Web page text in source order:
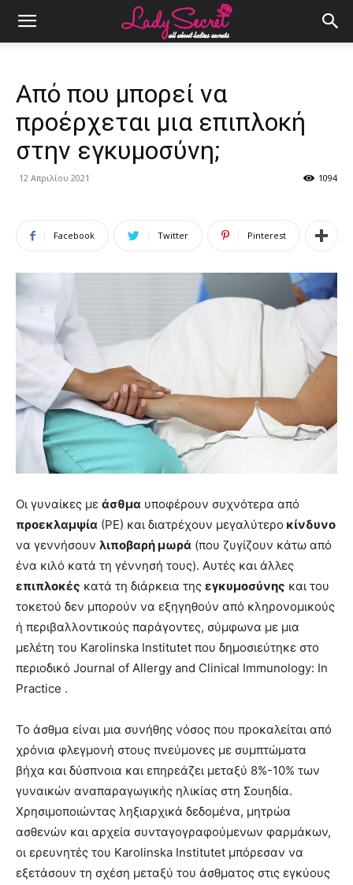
Από που μπορεί να
προέρχεται μια επιπλοκή
στην εγκυμοσύνη;
12 Απριλίου 2021 1094
Facebook Twitter Pinterest
Οι γυναίκες με άσθμα υποφέρουν συχνότερα από
προεκλαμψία (ΡΕ) και διατρέχουν μεγαλύτερο κίνδυνο
να γεννήσουν λιποβαρή μωρά (που ζυγίζουν κάτω από
ένα κιλό κατά τη γέννησή τους). Αυτές και άλλες
επιπλοκές κατά τη διάρκεια της εγκυμοσύνης και του
τοκετού δεν μπορούν να εξηγηθούν από κληρονομικούς
ή περιβαλλοντικούς παράγοντες, σύμφωνα με μια
μελέτη του Karolinska Institutet που δημοσιεύτηκε στο
περιοδικό Journal of Allergy and Clinical Immunology: In
Practice .
Το άσθμα είναι μια συνήθης νόσος που προκαλείται από
χρόνια φλεγμονή στους πνεύμονες με συμπτώματα
βήχα και δύσπνοια και επηρεάζει μεταξύ 8%-10% των
γυναικών αναπαραγωγικής ηλικίας στη Σουηδία.
Χρησιμοποιώντας ληξιαρχικά δεδομένα, μητρώα
ασθενών και αρχεία συνταγογραφούμενων φαρμάκων,
οι ερευνητές του Karolinska Institutet μπόρεσαν να
εξετάσουν τη σχέση μεταξύ του άσθματος στις εγκύους